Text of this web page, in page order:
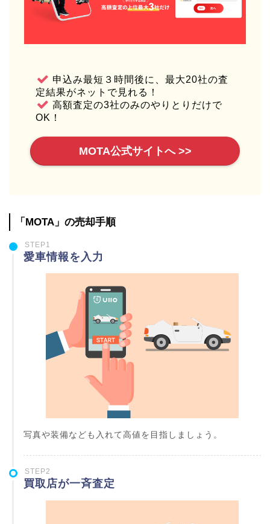
申込み最短３時間後に、最大20社の査
定結果がネットで見れる！
高額査定の3社のみのやりとりだけで
OK！
MOTA公式サイトへ >>
「MOTA」の売却手順
STEP1
愛車情報を入力
写真や装備なども入れて高値を目指しましょう。
STEP2
買取店が一斉査定